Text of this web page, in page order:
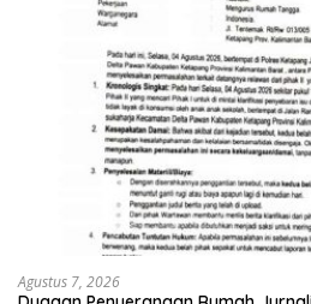
Agustus 7, 2026